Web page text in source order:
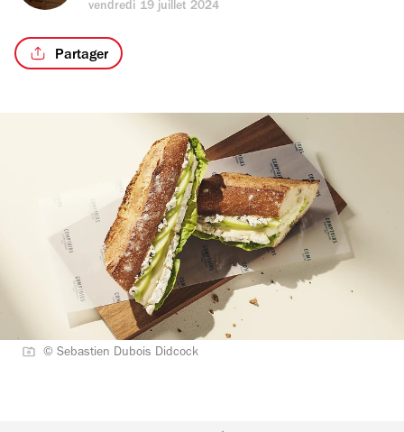
vendredi 19 juillet 2024
Partager
© Sebastien Dubois Didcock